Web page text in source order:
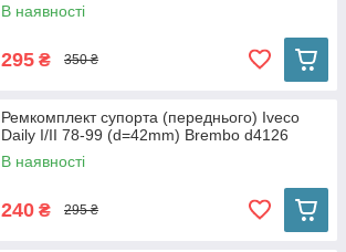
В наявності
295 ₴ 350 ₴
Ремкомплект супорта (переднього) Iveco
Daily I/II 78-99 (d=42mm) Brembo d4126
В наявності
240 ₴ 295 ₴